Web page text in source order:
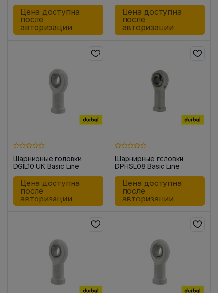
Цена доступна
после
авторизации
Цена доступна
после
авторизации
Шарнирные головки
DGIL10 UK Basic Line
Цена доступна
после
авторизации
Шарнирные головки
DPHSL08 Basic Line
Цена доступна
после
авторизации